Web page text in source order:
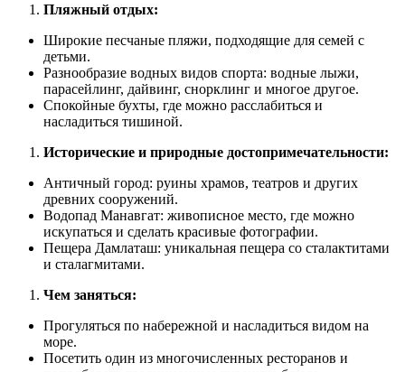
Пляжный отдых:
Широкие песчаные пляжи, подходящие для семей с
детьми.
Разнообразие водных видов спорта: водные лыжи,
парасейлинг, дайвинг, снорклинг и многое другое.
Спокойные бухты, где можно расслабиться и
насладиться тишиной.
Исторические и природные достопримечательности:
Античный город: руины храмов, театров и других
древних сооружений.
Водопад Манавгат: живописное место, где можно
искупаться и сделать красивые фотографии.
Пещера Дамлаташ: уникальная пещера со сталактитами
и сталагмитами.
Чем заняться:
Прогуляться по набережной и насладиться видом на
море.
Посетить один из многочисленных ресторанов и